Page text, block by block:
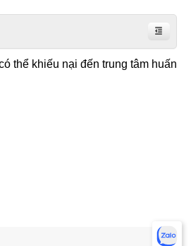
thể khiếu nại đến trung tâm huấn